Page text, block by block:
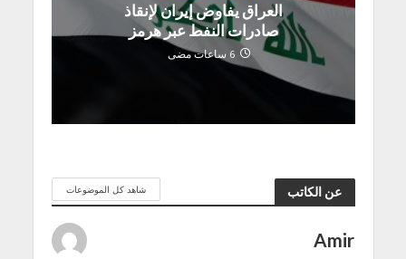
العراق يفاوض إيران لإنقاذ
صادرات النفط عبر هرمز
6 ساعات مضى
عن الكاتب شاهد كل الموضوعات
Amir